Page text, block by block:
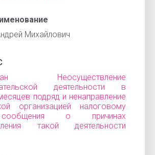
Михайлович
Неосуществление
деятельности в
подряд и ненаправление
организацией налоговому
о причинах
такой деятельности